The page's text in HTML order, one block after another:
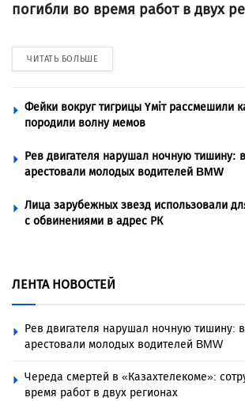
погибли во время работ в двух
ЧИТАТЬ БОЛЬШЕ
Фейки вокруг тигрицы Үміт рассмешили
породили волну мемов
Рев двигателя нарушал ночную тишину:
арестовали молодых водителей BMW
Лица зарубежных звезд использовали
с обвинениями в адрес РК
ЛЕНТА НОВОСТЕЙ
Рев двигателя нарушал ночную тишину: в
арестовали молодых водителей BMW
Череда смертей в «Казахтелекоме»:
время работ в двух регионах